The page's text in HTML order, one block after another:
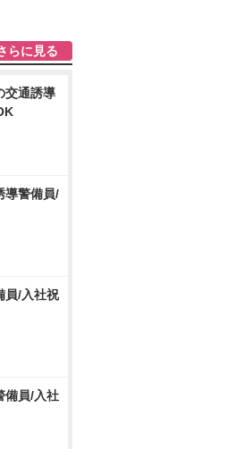
らに見る
交通誘導
導警備員/
員/入社祝
備員/入社